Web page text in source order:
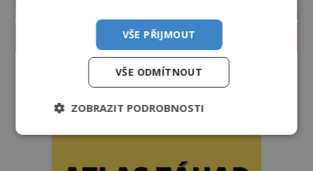
PROLISTOVAT ČASOPIS
VŠE PŘIJMOUT
VŠE ODMÍTNOUT
ZOBRAZIT PODROBNOSTI